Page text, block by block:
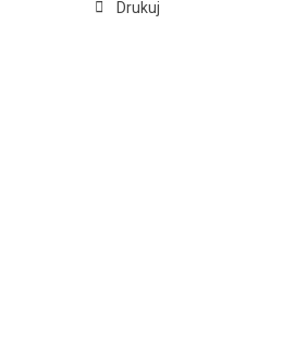
Drukuj